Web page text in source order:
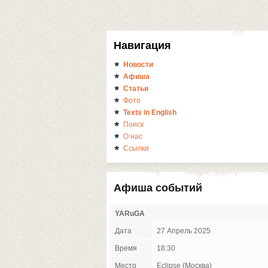
Навигация
Новости
Афиша
Статьи
Фото
Texts in English
Поиск
О нас
Ссылки
Афиша событий
YARuGA
Дата 27 Апрель 2025
Время 18:30
Место Eclipse (Москва)